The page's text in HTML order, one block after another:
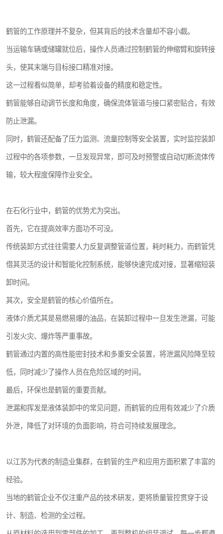
鹤管的工作原理并不复杂，但其背后的技术含量却不容小觑。
当运输车辆或储罐就位后，操作人员通过控制鹤管的伸缩臂和旋转接
头，使其末端与目标接口精准对接。
这一过程看似简单，却考验着设备的精度和稳定性。
鹤管能够自动调节长度和角度，确保流体管道与接口紧密贴合，有效
防止泄漏。
同时，鹤管还配备了压力监测、流量控制等安全装置，实时监控装卸
过程中的各项参数，一旦发现异常，即可及时预警或自动切断流体传
输，较大程度保障作业安全。
在石化行业中，鹤管的优势尤为突出。
首先，它在提高效率方面功不可没。
传统装卸方式往往需要人力反复调整管道位置，耗时耗力，而鹤管凭
借其灵活的设计和智能化控制系统，能够快速完成对接，显著缩短装
卸时间。
其次，安全是鹤管的核心价值所在。
液体介质尤其是易燃易爆的油品，在装卸过程中一旦发生泄漏，可能
引发火灾、爆炸等严重事故。
鹤管通过内置的高性能密封技术和多重安全装置，将泄漏风险降至较
低，同时减少了操作人员在危险区域的时间。
最后，环保也是鹤管的重要贡献。
泄漏和挥发是液体装卸中的常见问题，而鹤管的应用有效减少了介质
外泄，降低了对环境的负面影响，符合可持续发展理念。
以江苏为代表的制造业集群，在鹤管的生产和应用方面积累了丰富的
经验。
当地的鹤管企业不仅注重产品的技术研发，更将质量管控贯穿于设
计、制造、检测的全过程。